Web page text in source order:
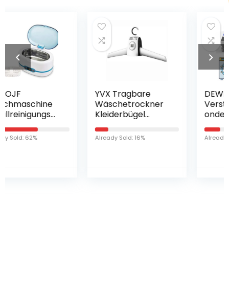
YVX Tragbare
Wäschetrockner
Kleiderbügel
Elektrische
Minischuhe
Already Sold: 16%
DEWEL
Verstelbaar
onderstel voor
69 cm,
Already Sold: 19%